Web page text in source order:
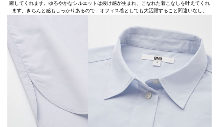
躍してくれます。ゆるやかなシルエットは抜け感が生まれ、こなれた着こなしを叶えてくれ
ます。きちんと感もしっかりあるので、オフィス着としても大活躍すること間違いなし。